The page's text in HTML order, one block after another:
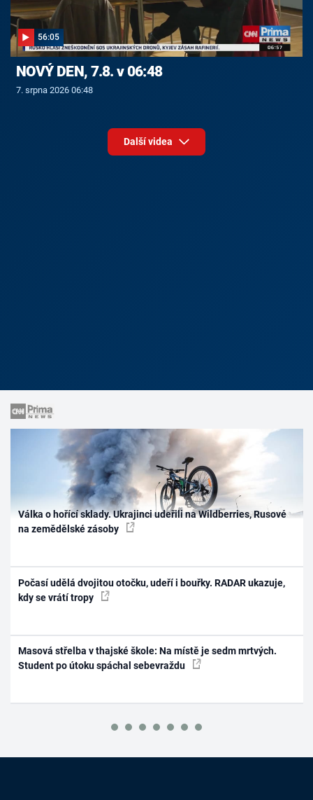
56:05
NOVÝ DEN, 7.8. v 06:48
7. srpna 2026 06:48
Další videa
Válka o hořící sklady. Ukrajinci udeřili na Wildberries, Rusové
na zemědělské zásoby
Počasí udělá dvojitou otočku, udeří i bouřky. RADAR ukazuje,
kdy se vrátí tropy
Masová střelba v thajské škole: Na místě je sedm mrtvých.
Student po útoku spáchal sebevraždu